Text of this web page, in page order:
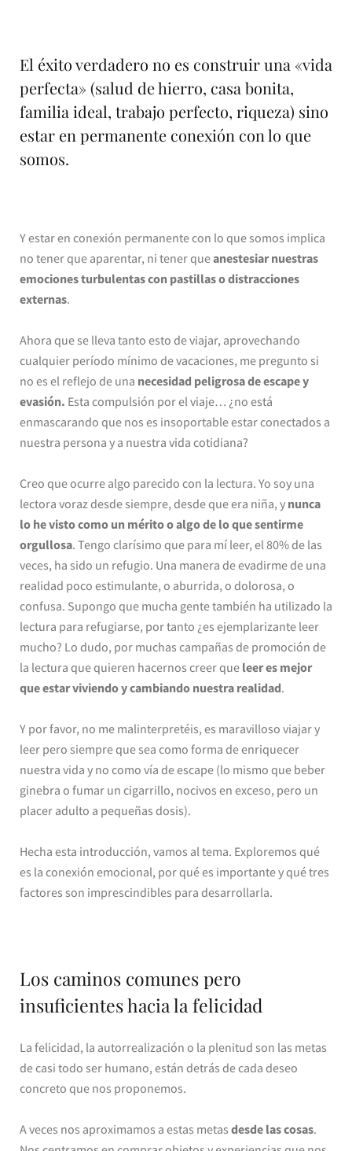
El éxito verdadero no es construir una «vida
perfecta» (salud de hierro, casa bonita,
familia ideal, trabajo perfecto, riqueza) sino
estar en permanente conexión con lo que
somos.
Y estar en conexión permanente con lo que somos implica
no tener que aparentar, ni tener queanestesiar nuestras
emociones turbulentas con pastillas o distracciones
externas.
Ahora que se lleva tanto esto de viajar, aprovechando
cualquier período mínimo de vacaciones, me pregunto si
no es el reflejo de una necesidad peligrosa de escape y
evasión. Esta compulsión por el viaje… ¿no está
enmascarando que nos es insoportable estar conectados a
nuestra persona y a nuestra vida cotidiana?
Creo que ocurre algo parecido con la lectura. Yo soy una
lectora voraz desde siempre, desde que era niña, y nunca
lo he visto como un mérito o algo de lo que sentirme
orgullosa. Tengo clarísimo que para mí leer, el 80% de las
veces, ha sido un refugio. Una manera de evadirme de una
realidad poco estimulante, o aburrida, o dolorosa, o
confusa. Supongo que mucha gente también ha utilizado la
lectura para refugiarse, por tanto ¿es ejemplarizante leer
mucho? Lo dudo, por muchas campañas de promoción de
la lectura que quieren hacernos creer que leer es mejor
que estar viviendo y cambiando nuestra realidad.
Y por favor, no me malinterpretéis, es maravilloso viajar y
leer pero siempre que sea como forma de enriquecer
nuestra vida y no como vía de escape (lo mismo que beber
ginebra o fumar un cigarrillo, nocivos en exceso, pero un
placer adulto a pequeñas dosis).
Hecha esta introducción, vamos al tema. Exploremos qué
es la conexión emocional, por qué es importante y qué tres
factores son imprescindibles para desarrollarla.
Los caminos comunes pero
insuficientes hacia la felicidad
La felicidad, la autorrealización o la plenitud son las metas
de casi todo ser humano, están detrás de cada deseo
concreto que nos proponemos.
A veces nos aproximamos a estas metas desde las cosas.